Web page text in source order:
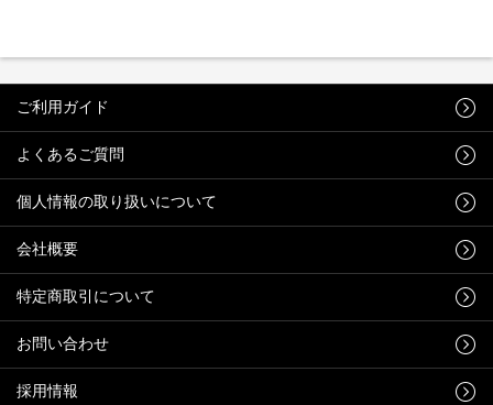
ご利用ガイド
よくあるご質問
個人情報の取り扱いについて
会社概要
特定商取引について
お問い合わせ
採用情報